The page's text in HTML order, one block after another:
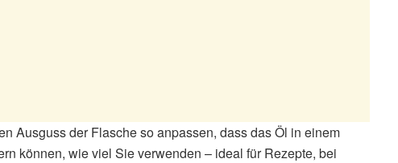
Ausguss der Flasche so anpassen, dass das Öl in einem
können, wie viel Sie verwenden – ideal für Rezepte, bei